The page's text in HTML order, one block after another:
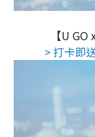
【U
> 打卡即